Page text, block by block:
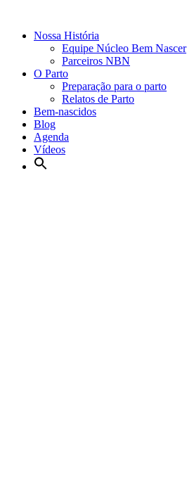
Nossa História
Equipe Núcleo Bem Nascer
Parceiros NBN
O Parto
Preparação para o parto
Relatos de Parto
Bem-nascidos
Blog
Agenda
Vídeos